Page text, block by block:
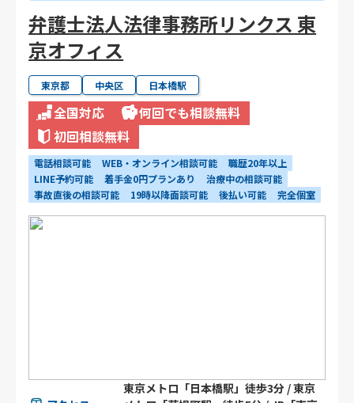
弁護士法人法律事務所リンクス 東
京オフィス
東京都 中央区 日本橋駅
全国対応
何回でも相談無料
初回相談無料
電話相談可能 WEB・オンライン相談可能
職歴20年以上
LINE予約可能
着手金0円プランあり
治療中の相談可能
事故直後の相談可能
19時以降面談可能 後払い可能 完全個室
東京メトロ「日本橋駅」徒歩3分 / 東京